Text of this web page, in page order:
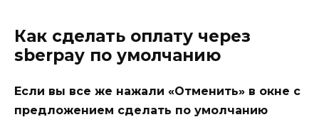
Как сделать оплату через
sberpay по умолчанию
Если вы все же нажали «Отменить» в окне с
предложением сделать по умолчанию